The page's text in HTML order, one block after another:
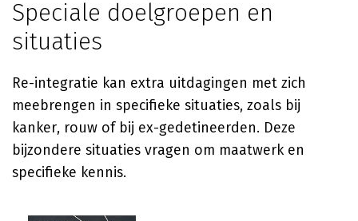
Speciale doelgroepen en
situaties
Re-integratie kan extra uitdagingen met zich
meebrengen in specifieke situaties, zoals bij
kanker, rouw of bij ex-gedetineerden. Deze
bijzondere situaties vragen om maatwerk en
specifieke kennis.